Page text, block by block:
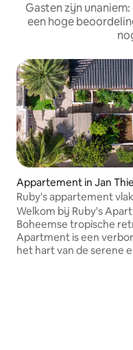
Gasten zijn
een hoge
Appartement in Jan
Ruby's appartement
Welkom bij Ruby's
Boheemse tropische retraite
Apartment is een
het hart van de serene